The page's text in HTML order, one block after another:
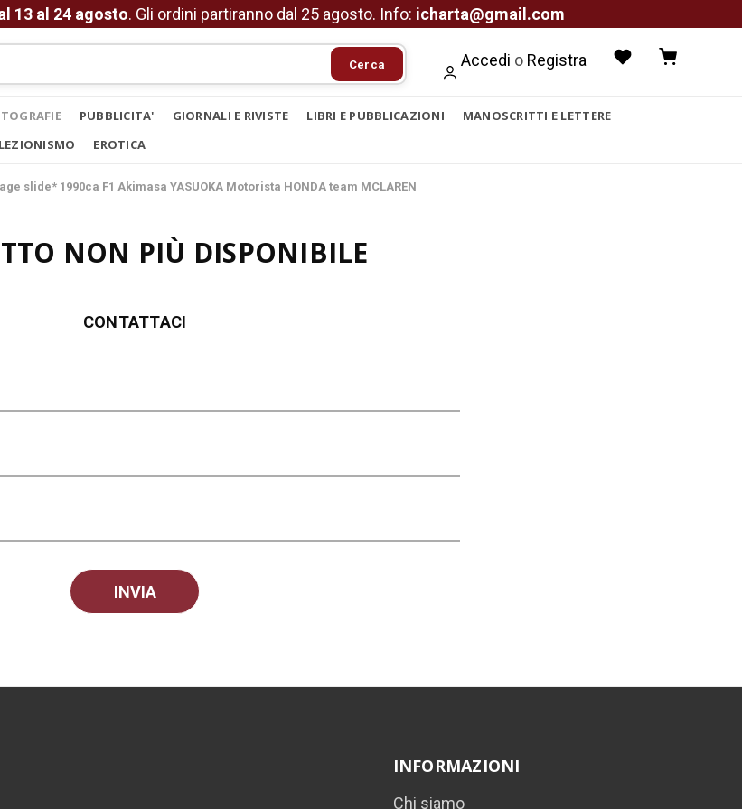
13 al 24 agosto. Gli ordini partiranno dal 25 agosto. Info: icharta@gmail.com
Cerca Accedi o Registra
PUBBLICITA' GIORNALI E RIVISTE LIBRI E PUBBLICAZIONI
MANOSCRITTI E LETTERE
EROTICA
slide* 1990ca F1 Akimasa YASUOKA Motorista HONDA team MCLAREN
NON PIÙ DISPONIBILE
CONTATTACI
INFORMAZIONI
Chi siamo